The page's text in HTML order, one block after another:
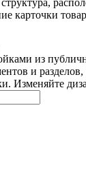
карточки
из
и
Изменяйте